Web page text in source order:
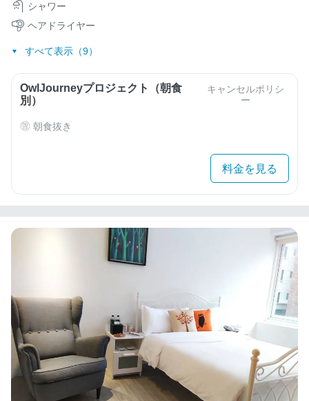
シャワー
ヘアドライヤー
すべて表示（9）
OwlJourneyプロジェクト（朝食
別）
キャンセルポリシ
ー
朝食抜き
料金を見る